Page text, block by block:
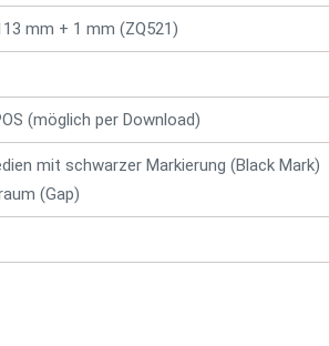
mm + 1 mm (ZQ521)
(möglich per Download)
mit schwarzer Markierung (Black Mark)
(Gap)